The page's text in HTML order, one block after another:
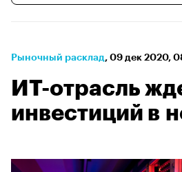
Рыночный расклад⁠, 09 дек 2020,
ИТ-отрасль
инвестиций в